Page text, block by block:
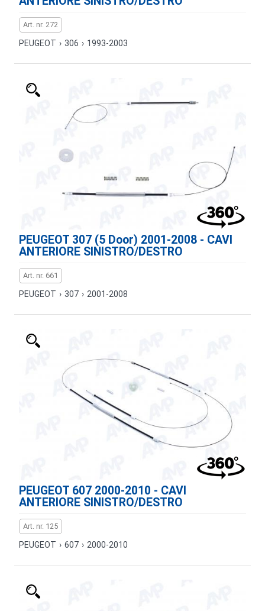
Art. nr. 272
PEUGEOT › 306 › 1993-2003
PEUGEOT 307 (5 Door) 2001-2008 - CAVI
ANTERIORE SINISTRO/DESTRO
Art. nr. 661
PEUGEOT › 307 › 2001-2008
PEUGEOT 607 2000-2010 - CAVI
ANTERIORE SINISTRO/DESTRO
Art. nr. 125
PEUGEOT › 607 › 2000-2010